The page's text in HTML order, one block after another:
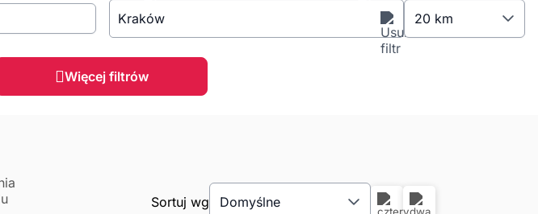
Kraków 20 km
Więcej filtrów
Sortuj wg Domyślne